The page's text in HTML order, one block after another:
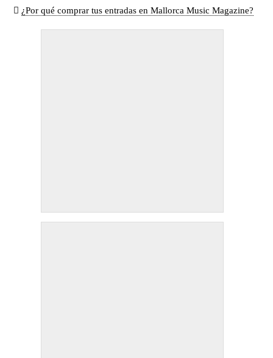
¿Por qué comprar tus entradas en Mallorca Music Magazine?